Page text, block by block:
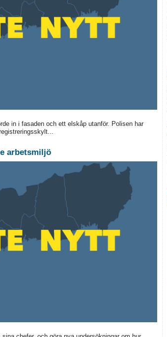
in i fasaden och ett elskåp utanför. Polisen har
arbetsmiljö